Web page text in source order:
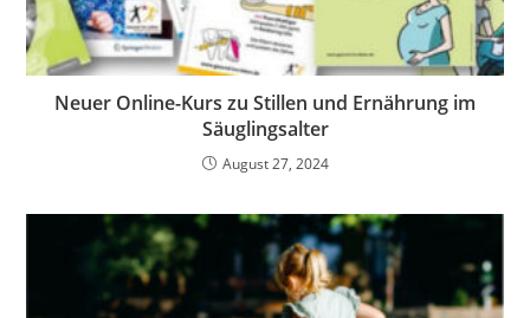
Neuer Online-Kurs zu Stillen und Ernährung im
Säuglingsalter
August 27, 2024